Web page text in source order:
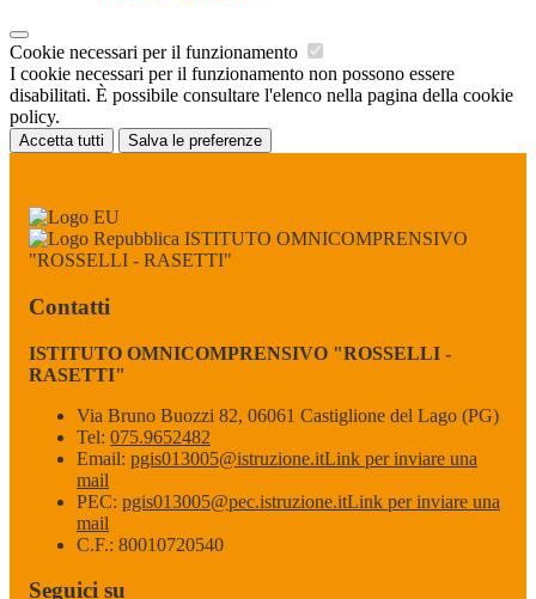
Cookie necessari per il funzionamento
I cookie necessari per il funzionamento non possono essere
disabilitati. È possibile consultare l'elenco nella pagina della cookie
policy.
Accetta tutti Salva le preferenze
ISTITUTO OMNICOMPRENSIVO
"ROSSELLI - RASETTI"
Contatti
ISTITUTO OMNICOMPRENSIVO "ROSSELLI -
RASETTI"
Via Bruno Buozzi 82, 06061 Castiglione del Lago (PG)
Tel: 075.9652482
Email: pgis013005@istruzione.itLink per inviare una
mail
PEC: pgis013005@pec.istruzione.itLink per inviare una
mail
C.F.: 80010720540
Seguici su